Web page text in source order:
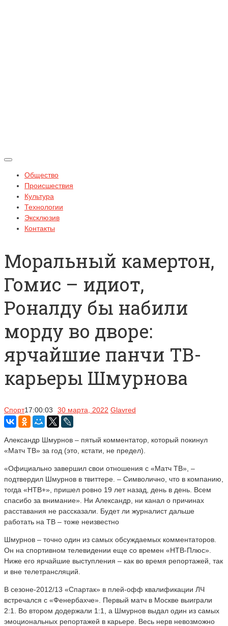
Общество
Происшествия
Культура
Технологии
Эксклюзив
Контакты
Моральный камертон,
Гомис – идиот,
Роналду бы набили
морду во дворе:
ярчайшие панчи ТВ-
карьеры Шмурнова
Спорт17:00:03 30 марта, 2022 Glavred
Александр Шмурнов – пятый комментатор, который покинул
«Матч ТВ» за год (это, кстати, не предел).
«Официально завершил свои отношения с «Матч ТВ», –
подтвердил Шмурнов в твиттере. – Символично, что в компанию,
тогда «НТВ+», пришел ровно 19 лет назад, день в день. Всем
спасибо за внимание». Ни Александр, ни канал о причинах
расставания не рассказали. Будет ли журналист дальше
работать на ТВ – тоже неизвестно
Шмурнов – точно один из самых обсуждаемых комментаторов.
Он на спортивном телевидении еще со времен «НТВ-Плюс».
Ниже его ярчайшие выступления – как во время репортажей, так
и вне телетрансляций.
В сезоне-2012/13 «Спартак» в плей-офф квалификации ЛЧ
встречался с «Фенербахче». Первый матч в Москве выиграли
2:1. Во втором додержали 1:1, а Шмурнов выдал один из самых
эмоциональных репортажей в карьере. Весь нерв невозможно